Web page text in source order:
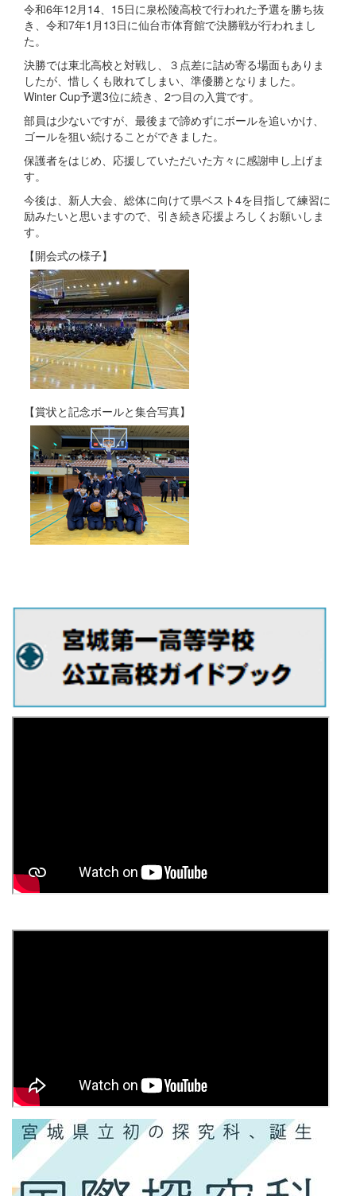
令和6年12月14、15日に泉松陵高校で行われた予選を勝ち抜
き、令和7年1月13日に仙台市体育館で決勝戦が行われまし
た。
決勝では東北高校と対戦し、３点差に詰め寄る場面もありま
したが、惜しくも敗れてしまい、準優勝となりました。
Winter Cup予選3位に続き、2つ目の入賞です。
部員は少ないですが、最後まで諦めずにボールを追いかけ、
ゴールを狙い続けることができました。
保護者をはじめ、応援していただいた方々に感謝申し上げま
す。
今後は、新人大会、総体に向けて県ベスト4を目指して練習に
励みたいと思いますので、引き続き応援よろしくお願いしま
す。
【開会式の様子】
【賞状と記念ボールと集合写真】